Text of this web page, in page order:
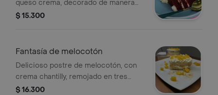
queso crema, decorado de manera
delicada para complementar la
$ 15.300
Fantasía de melocotón
Delicioso postre de melocotón, con
crema chantilly, remojado en tres
leches.
$ 16.300